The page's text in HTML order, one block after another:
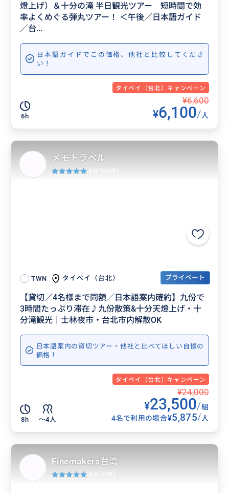
燈上げ）＆十分の滝 半日観光ツアー 短時間で効
率よくめぐる弾丸ツアー！ ＜午後／日本語ガイド
／台...
日本語ガイドでこの価格、他社と比較してくださ
い！
タイペイ（台北）キャンペーン
6h
¥6,600
¥6,100/人
TWN タイペイ（台北） プライベート
【貸切／4名様まで同額／日本語案内確約】九份で
3時間たっぷり滞在♪九份散策&十分天燈上げ・十
分滝観光│士林夜市・台北市内解散OK
日本語案内の貸切ツアー・他社と比べてほしい自慢の
価格！
タイペイ（台北）キャンペーン
8h 〜4人
¥24,000
¥23,500/組
4名で利用の場合¥5,875/人
メモトラベル
5.0 (987件)
Finemakers台湾
4.9 (45件)